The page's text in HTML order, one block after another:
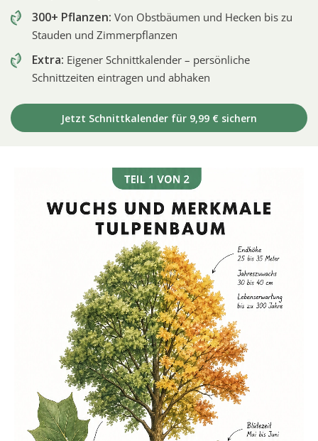
300+ Pflanzen: Von Obstbäumen und Hecken bis zu
Stauden und Zimmerpflanzen
Extra: Eigener Schnittkalender – persönliche
Schnittzeiten eintragen und abhaken
Jetzt Schnittkalender für 9,99 € sichern